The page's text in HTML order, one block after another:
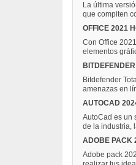
La última
que compiten
OFFICE 2021
Con Office
elementos
Bitdefender
amenazas en
AUTOCAD
AutoCad es un
de la industria,
ADOBE PACK
Adobe pack